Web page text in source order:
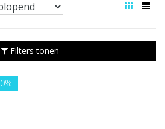
Filters tonen